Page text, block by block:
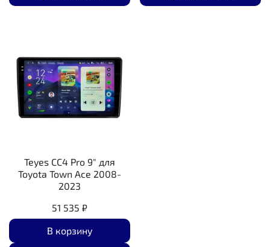
Teyes CC4 Pro 9" для
Toyota Town Ace 2008-
2023
51 535 ₽
В корзину